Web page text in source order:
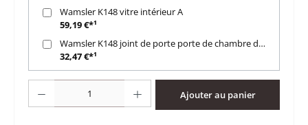
Wamsler K148 vitre intérieur A
59,19 €*¹
Wamsler K148 joint de porte porte de chambre de combustion
32,47 €*¹
Quantité de produit : Entrez la quantité souhaitée ou utilisez les boutons
Ajouter au panier